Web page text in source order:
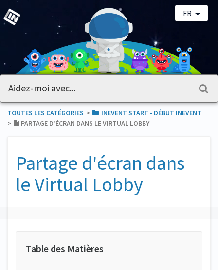
FR
TOUTES LES CATÉGORIES ​>​ ​INEVENT START - DÉBUT INEVENT
>​
PARTAGE D'ÉCRAN DANS LE VIRTUAL LOBBY
Partage d'écran dans
le Virtual Lobby